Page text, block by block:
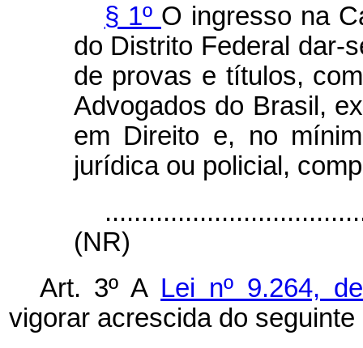
§ 1º O ingresso na
do Distrito Federal dar-
de provas e títulos,
Advogados do Brasil,
em Direito e, no
jurídica ou policial,
(NR)
Art. 3º A Lei nº 9.264,
vigorar acrescida do seguinte